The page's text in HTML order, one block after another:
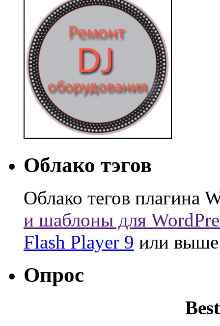
Облако тэгов
Облако тегов плагина
и шаблоны для
Flash Player 9 или
Опрос